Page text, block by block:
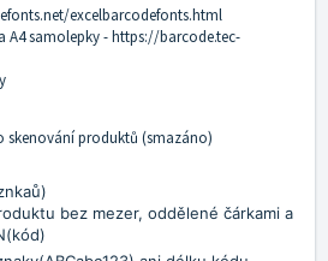
excelbarcodefonts.html
A4 samolepky -https://barcode.tec-
skenování produktů (smazáno)
bez mezer, oddělené čárkami a